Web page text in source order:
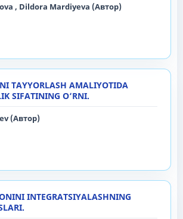
, Dildora Mardiyeva (Автор)
TAYYORLASH AMALIYOTIDA
SIFATINING O‘RNI.
(Автор)
INTEGRATSIYALASHNING